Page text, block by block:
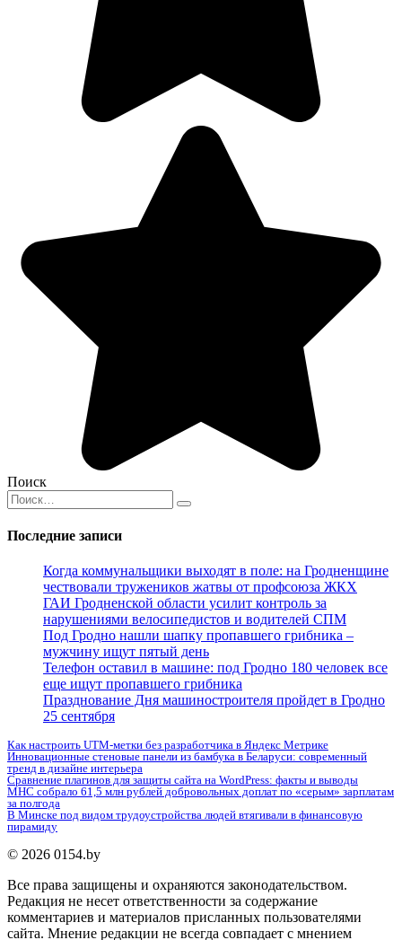
Поиск
Search
for:
Последние записи
Когда коммунальщики выходят в поле: на Гродненщине
чествовали тружеников жатвы от профсоюза ЖКХ
ГАИ Гродненской области усилит контроль за
нарушениями велосипедистов и водителей СПМ
Под Гродно нашли шапку пропавшего грибника –
мужчину ищут пятый день
Телефон оставил в машине: под Гродно 180 человек все
еще ищут пропавшего грибника
Празднование Дня машиностроителя пройдет в Гродно
25 сентября
Как настроить UTM-метки без разработчика в Яндекс Метрике
Инновационные стеновые панели из бамбука в Беларуси: современный
тренд в дизайне интерьера
Сравнение плагинов для защиты сайта на WordPress: факты и выводы
МНС собрало 61,5 млн рублей добровольных доплат по «серым» зарплатам
за полгода
В Минске под видом трудоустройства людей втягивали в финансовую
пирамиду
© 2026 0154.by
Все права защищены и охраняются законодательством.
Редакция не несет ответственности за содержание
комментариев и материалов присланных пользователями
сайта. Мнение редакции не всегда совпадает с мнением